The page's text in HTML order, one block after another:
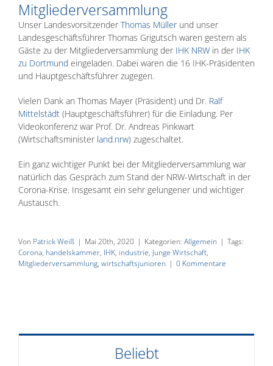
Mitgliederversammlung
Unser LandesvorsitzenderThomas Müllerund unser
Landesgeschäftsführer Thomas Grigutsch waren gestern als
Gäste zu der Mitgliederversammlung der IHK NRW in der IHK
zu Dortmund eingeladen. Dabei waren die 16 IHK-Präsidenten
und Hauptgeschäftsführer zugegen.
Vielen Dank an Thomas Mayer (Präsident) und Dr. Ralf
Mittelstädt (Hauptgeschäftsführer) für die Einladung. Per
Videokonferenz war Prof. Dr. Andreas Pinkwart
(Wirtschaftsminister land.nrw) zugeschaltet.
Ein ganz wichtiger Punkt bei der Mitgliederversammlung war
natürlich das Gespräch zum Stand der NRW-Wirtschaft in der
Corona-Krise. Insgesamt ein sehr gelungener und wichtiger
Austausch.
Von Patrick Weiß | Mai 20th, 2020 | Kategorien: Allgemein | Tags:
Corona, handelskammer, IHK, industrie, Junge Wirtschaft,
Mitgliederversammlung, wirtschaftsjunioren | 0 Kommentare
Beliebt